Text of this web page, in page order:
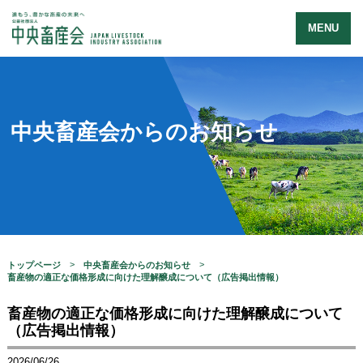
MENU
中央畜産会からのお知らせ
トップページ
中央畜産会からのお知らせ
畜産物の適正な価格形成に向けた理解醸成について（広告掲出情報）
畜産物の適正な価格形成に向けた理解醸成について
（広告掲出情報）